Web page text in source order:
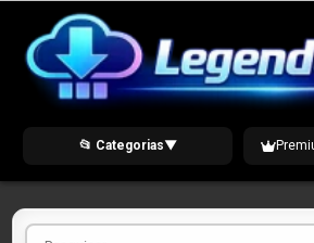
content
📂 Categorias▼
Pesquisar